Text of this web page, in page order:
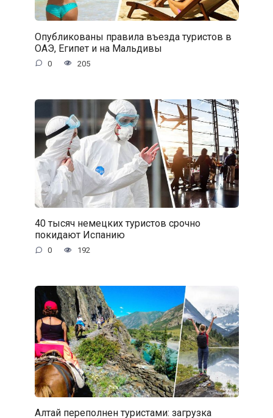
Опубликованы правила въезда туристов в
ОАЭ, Египет и на Мальдивы
0 205
40 тысяч немецких туристов срочно
покидают Испанию
0 192
Алтай переполнен туристами: загрузка